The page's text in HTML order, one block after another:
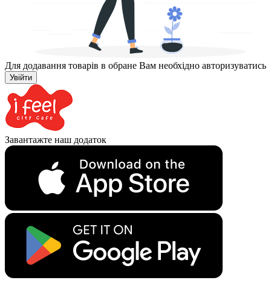
Для додавання товарів в обране Вам необхідно авторизуватись
Увійти
Завантажте наш додаток